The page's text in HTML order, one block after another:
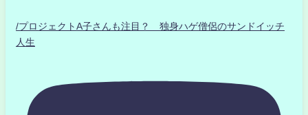
/プロジェクトA子さんも注目？ 独身ハゲ僧侶のサンドイッチ
人生